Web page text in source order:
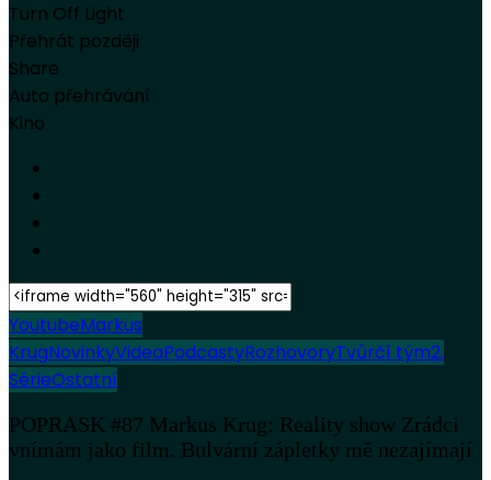
Turn Off Light
Přehrát později
Share
Auto přehrávání
Kino
YoutubeMarkus
KrugNovinkyVideaPodcastyRozhovoryTvůrčí tým2.
SérieOstatní
POPRASK #87 Markus Krug: Reality show Zrádci
vnímám jako film. Bulvární zápletky mě nezajímají